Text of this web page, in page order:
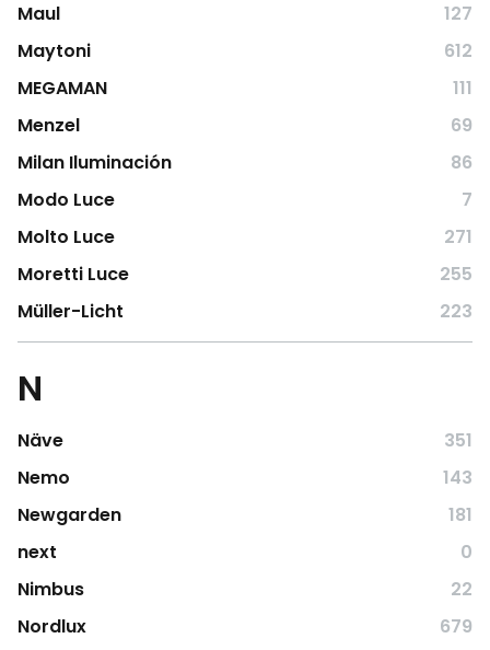
Maul
127
Maytoni
612
MEGAMAN
111
Menzel
69
Milan Iluminación
86
Modo Luce
7
Molto Luce
271
Moretti Luce
255
Müller-Licht
223
N
Näve
351
Nemo
143
Newgarden
181
next
0
Nimbus
22
Nordlux
679